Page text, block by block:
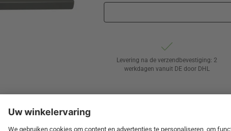
Levering na de verzendbevestiging: 2
werkdagen vanuit DE door DHL